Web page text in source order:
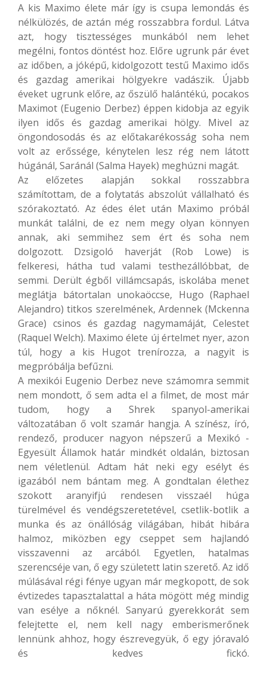
A kis Maximo élete már így is csupa lemondás és
nélkülözés, de aztán még rosszabbra fordul. Látva
azt, hogy tisztességes munkából nem lehet
megélni, fontos döntést hoz. Előre ugrunk pár évet
az időben, a jóképű, kidolgozott testű Maximo idős
és gazdag amerikai hölgyekre vadászik. Újabb
éveket ugrunk előre, az őszülő halántékú, pocakos
Maximot (Eugenio Derbez) éppen kidobja az egyik
ilyen idős és gazdag amerikai hölgy. Mivel az
öngondosodás és az előtakarékosság soha nem
volt az erőssége, kénytelen lesz rég nem látott
húgánál, Saránál (Salma Hayek) meghúzni magát.
Az előzetes alapján sokkal rosszabbra
számítottam, de a folytatás abszolút vállalható és
szórakoztató. Az édes élet után Maximo próbál
munkát találni, de ez nem megy olyan könnyen
annak, aki semmihez sem ért és soha nem
dolgozott. Dzsigoló haverját (Rob Lowe) is
felkeresi, hátha tud valami testhezállóbbat, de
semmi. Derült égből villámcsapás, iskolába menet
meglátja bátortalan unokaöccse, Hugo (Raphael
Alejandro) titkos szerelmének, Ardennek (Mckenna
Grace) csinos és gazdag nagymamáját, Celestet
(Raquel Welch). Maximo élete új értelmet nyer, azon
túl, hogy a kis Hugot trenírozza, a nagyit is
megpróbálja befűzni.
A mexikói Eugenio Derbez neve számomra semmit
nem mondott, ő sem adta el a filmet, de most már
tudom, hogy a Shrek spanyol-amerikai
változatában ő volt szamár hangja. A színész, író,
rendező, producer nagyon népszerű a Mexikó ­-
Egyesült Államok határ mindkét oldalán, biztosan
nem véletlenül. Adtam hát neki egy esélyt és
igazából nem bántam meg. A gondtalan élethez
szokott aranyifjú rendesen visszaél húga
türelmével és vendégszeretetével, csetlik-botlik a
munka és az önállóság világában, hibát hibára
halmoz, miközben egy cseppet sem hajlandó
visszavenni az arcából. Egyetlen, hatalmas
szerencséje van, ő egy született latin szerető. Az idő
múlásával régi fénye ugyan már megkopott, de sok
évtizedes tapasztalattal a háta mögött még mindig
van esélye a nőknél. Sanyarú gyerekkorát sem
felejtette el, nem kell nagy emberismerőnek
lennünk ahhoz, hogy észrevegyük, ő egy jóravaló
és kedves fickó.